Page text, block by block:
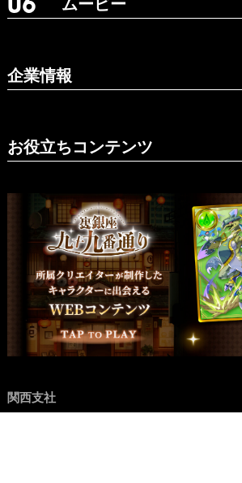
企業情報
お役立ちコンテンツ
関西支社